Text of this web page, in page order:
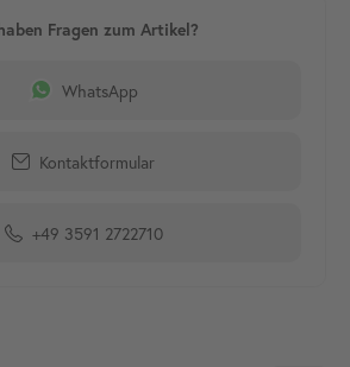
WhatsApp
Kontaktformular
+49 3591 2722710